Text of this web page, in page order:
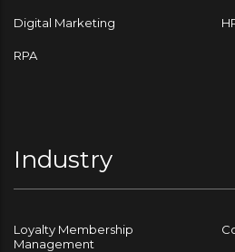
Digital Marketing
RPA
Industry
Loyalty Membership
Management